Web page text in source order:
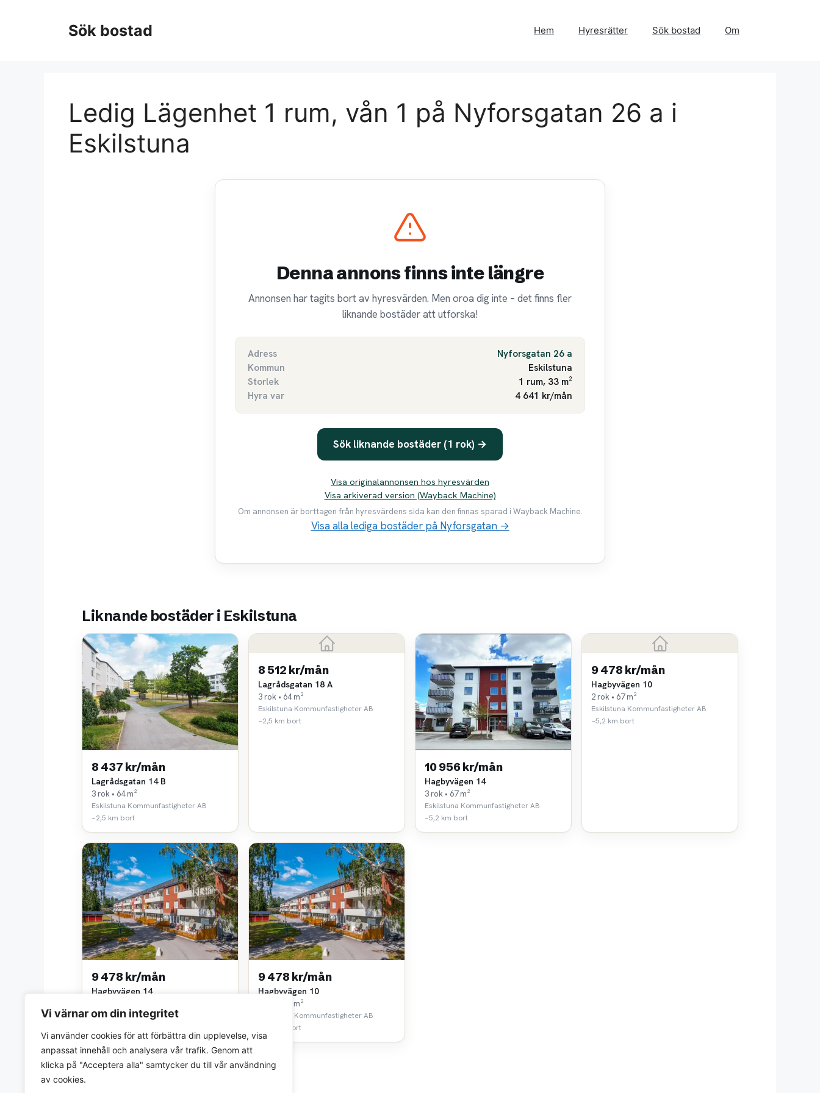
Vi värnar om din integritet
Vi använder cookies för att förbättra din upplevelse, visa
anpassat innehåll och analysera vår trafik. Genom att
klicka på "Acceptera alla" samtycker du till vår användning
av cookies.
Sök bostad Hem Hyresrätter Sök bostad Om
Ledig Lägenhet 1 rum, vån 1 på Nyforsgatan 26 a i
Eskilstuna
Denna annons finns inte längre
Annonsen har tagits bort av hyresvärden. Men oroa dig inte – det finns fler
liknande bostäder att utforska!
Adress
Nyforsgatan 26 a
Kommun
Eskilstuna
Storlek
1 rum, 33 m²
Hyra var
4 641 kr/mån
Sök liknande bostäder (1 rok) →
Visa originalannonsen hos hyresvärden
Visa arkiverad version (Wayback Machine)
Om annonsen är borttagen från hyresvärdens sida kan den finnas sparad i Wayback Machine.
Visa alla lediga bostäder på Nyforsgatan →
Liknande bostäder i Eskilstuna
8 437 kr/mån
Lagrådsgatan 14 B
3 rok • 64 m²
Eskilstuna Kommunfastigheter AB
~2,5 km bort
8 512 kr/mån
Lagrådsgatan 18 A
3 rok • 64 m²
Eskilstuna Kommunfastigheter AB
~2,5 km bort
10 956 kr/mån
Hagbyvägen 14
3 rok • 67 m²
Eskilstuna Kommunfastigheter AB
~5,2 km bort
9 478 kr/mån
Hagbyvägen 10
2 rok • 67 m²
Eskilstuna Kommunfastigheter AB
~5,2 km bort
9 478 kr/mån
Hagbyvägen 14
Eskilstuna Kommunfastigheter AB
9 478 kr/mån
Hagbyvägen 10
2 rok • 67 m²
Eskilstuna Kommunfastigheter AB
~5,2 km bort